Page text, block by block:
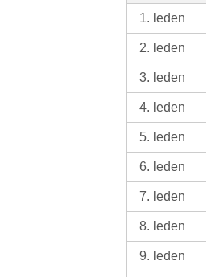
1. leden
2. leden
3. leden
4. leden
5. leden
6. leden
7. leden
8. leden
9. leden